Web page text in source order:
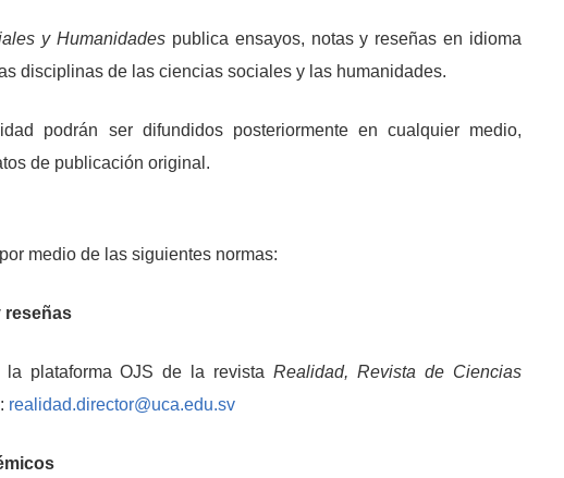
y Humanidades publica ensayos, notas y reseñas en idioma
disciplinas de las ciencias sociales y las humanidades.
podrán ser difundidos posteriormente en cualquier medio,
de publicación original.
medio de las siguientes normas:
reseñas
la plataforma OJS de la revistaRealidad, Revista de Ciencias
realidad.director@uca.edu.sv